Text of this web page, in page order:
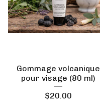
Gommage volcanique
pour visage (80 ml)
$20.00